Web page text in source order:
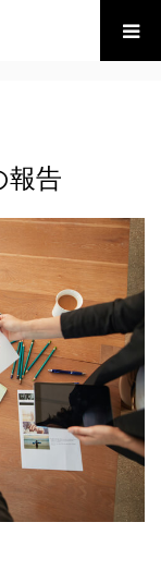
２つの成功と２つの失敗
報告